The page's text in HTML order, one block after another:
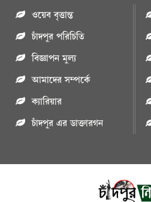
ওয়েব বৃত্তান্ত
চাঁদপুর পরিচিতি
বিজ্ঞাপন মুল্য
আমাদের সম্পর্কে
ক্যারিয়ার
চাঁদপুর এর ডাক্তারগন